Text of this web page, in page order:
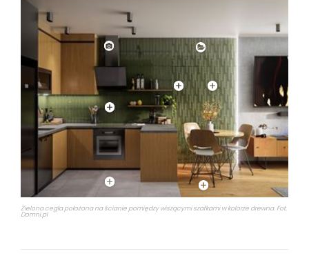
Zielona cegła położona na ścianie pomiędzy wiszącymi szafkami w kolorze drewna. Fot.
Domni.pl